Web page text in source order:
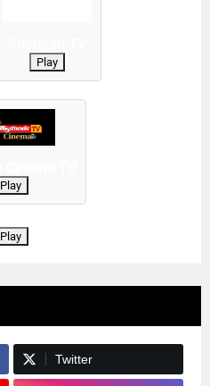
Play
Play
Play
Twitter